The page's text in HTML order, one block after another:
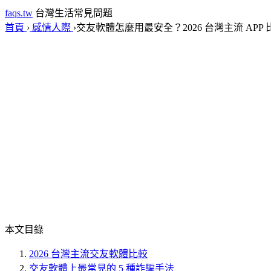
faqs.tw 台灣生活常見問題
首頁 › 感情人際 ›交友軟體怎麼用最安全？2026 台灣主流 APP
本文目錄
2026 台灣主流交友軟體比較
交友軟體上最常見的 5 種詐騙手法